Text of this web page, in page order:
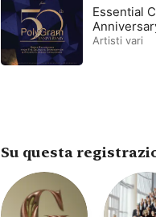
Essential
Artisti vari
Su questa